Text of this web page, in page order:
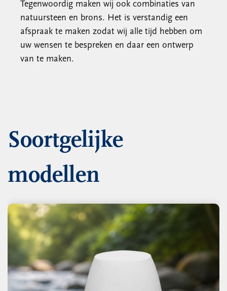
Tegenwoordig maken wij ook combinaties van
natuursteen en brons. Het is verstandig een
afspraak te maken zodat wij alle tijd hebben om
uw wensen te bespreken en daar een ontwerp
van te maken.
Soortgelijke
modellen